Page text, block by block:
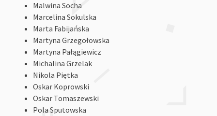
Malwina Socha
Marcelina Sokulska
Marta Fabijańska
Martyna Grzegołowska
Martyna Pałągiewicz
Michalina Grzelak
Nikola Piętka
Oskar Koprowski
Oskar Tomaszewski
Pola Sputowska